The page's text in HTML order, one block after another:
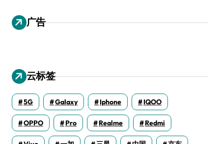
广告
云标签
5G Galaxy Iphone IQOO
OPPO Pro Realme Redmi